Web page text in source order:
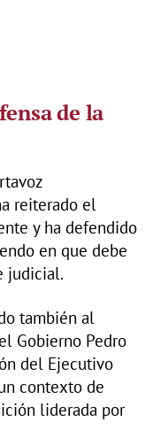
de la
reiterado el
y ha defendido
en que debe
judicial.
también al
Gobierno Pedro
del Ejecutivo
contexto de
liderada por